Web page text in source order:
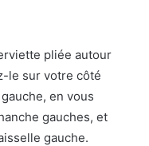
pliée autour
le sur votre côté
en vous
gauches, et
gauche.